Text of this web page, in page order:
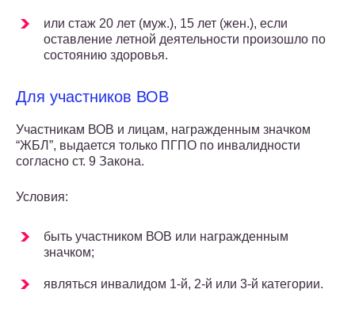
или стаж 20 лет (муж.), 15 лет (жен.), если
оставление летной деятельности произошло по
состоянию здоровья.
Для участников ВОВ
Участникам ВОВ и лицам, награжденным значком
“ЖБЛ”, выдается только ПГПО по инвалидности
согласно ст. 9 Закона.
Условия:
быть участником ВОВ или награжденным
значком;
являться инвалидом 1-й, 2-й или 3-й категории.